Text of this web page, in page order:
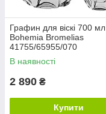
Графин для віскі 700 мл
Bohemia Bromelias
41755/65955/070
В наявності
2 890 ₴
Купити